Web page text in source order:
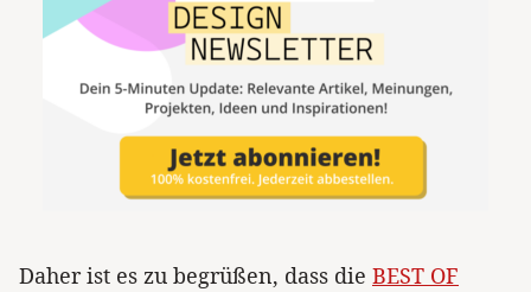
Daher ist es zu begrüßen, dass die BEST OF